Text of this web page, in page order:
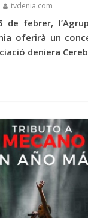
tvdenia.com
de febrer,
oferirà un
deniera